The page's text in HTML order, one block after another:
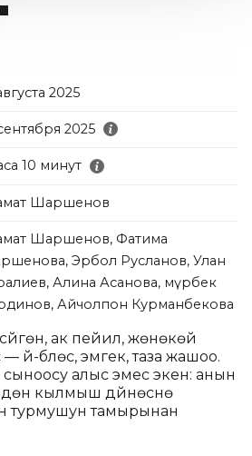
2025
2025
10 минут
Шаршенов
Шаршенов, Фатима
Эрбол Русланов, Улан
Алина Асанова, Өмүрбек
Айчолпон Курманбекова
ак пейил, жөнөкөй
үй-бүлөсү, эмгек, таза жашоо.
алыс эмес экен: анын
кылмыш дүйнөсүнө
турмушун тамырынан